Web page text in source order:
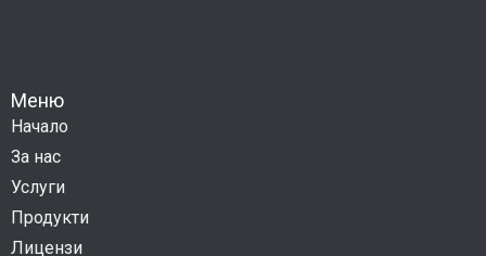
Меню
Начало
За нас
Услуги
Продукти
Лицензи